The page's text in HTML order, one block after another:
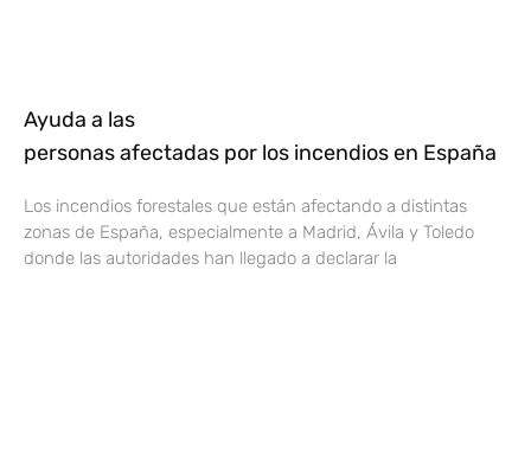
Ayuda a las
personas afectadas por los incendios en España
Los incendios forestales que están afectando a distintas
zonas de España, especialmente a Madrid, Ávila y Toledo
donde las autoridades han llegado a declarar la